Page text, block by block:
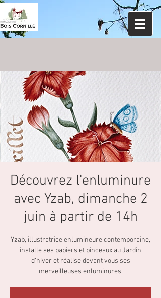
Découvrez l'enluminure
avec Yzab, dimanche 2
juin à partir de 14h
Yzab, illustratrice enlumineure contemporaine,
installe ses papiers et pinceaux au Jardin
d’hiver et réalise devant vous ses
merveilleuses enluminures.